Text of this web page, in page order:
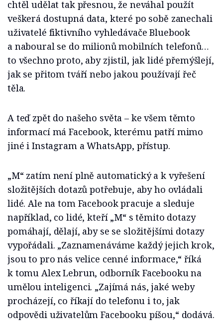
chtěl udělat tak přesnou, že neváhal použít
veškerá dostupná data, které po sobě zanechali
uživatelé fiktivního vyhledávače Bluebook
a naboural se do milionů mobilních telefonů…
to všechno proto, aby zjistil, jak lidé přemýšlejí,
jak se přitom tváří nebo jakou používají řeč
těla.
A teď zpět do našeho světa – ke všem těmto
informací má Facebook, kterému patří mimo
jiné i Instagram a WhatsApp, přístup.
„M“ zatím není plně automatický a k vyřešení
složitějších dotazů potřebuje, aby ho ovládali
lidé. Ale na tom Facebook pracuje a sleduje
například, co lidé, kteří „M“ s těmito dotazy
pomáhají, dělají, aby se se složitějšími dotazy
vypořádali. „Zaznamenáváme každý jejich krok,
jsou to pro nás velice cenné informace,“ říká
k tomu Alex Lebrun, odborník Facebooku na
umělou inteligenci. „Zajímá nás, jaké weby
procházejí, co říkají do telefonu i to, jak
odpovědi uživatelům Facebooku píšou,“ dodává.